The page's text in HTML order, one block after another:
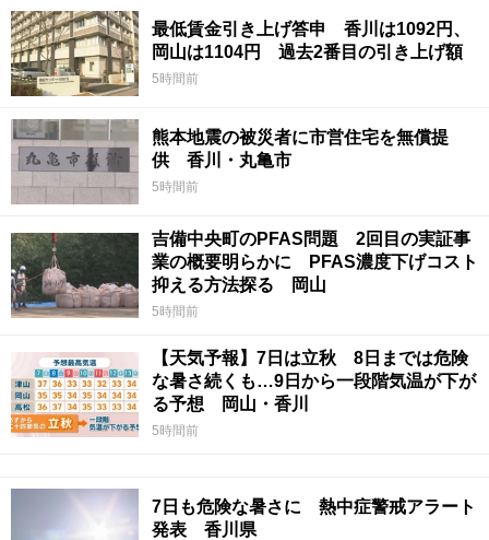
最低賃金引き上げ答申 香川は1092円、
岡山は1104円 過去2番目の引き上げ額
5時間前
熊本地震の被災者に市営住宅を無償提
供 香川・丸亀市
5時間前
吉備中央町のPFAS問題 2回目の実証事
業の概要明らかに PFAS濃度下げコスト
抑える方法探る 岡山
5時間前
【天気予報】7日は立秋 8日までは危険
な暑さ続くも…9日から一段階気温が下が
る予想 岡山・香川
5時間前
7日も危険な暑さに 熱中症警戒アラート
発表 香川県